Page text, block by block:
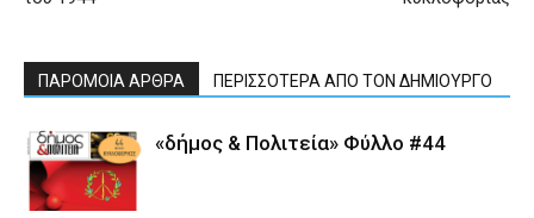
ΠΑΡΟΜΟΙΑ ΑΡΘΡΑ ΠΕΡΙΣΣΟΤΕΡΑ ΑΠΟ ΤΟΝ ΔΗΜΙΟΥΡΓΟ
«δήμος & Πολιτεία» Φύλλο #44